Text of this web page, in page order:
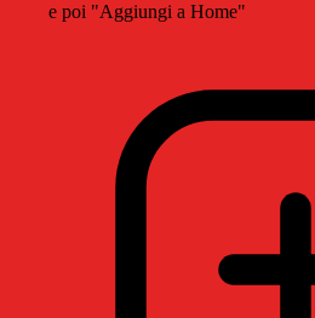
e poi "Aggiungi a Home"